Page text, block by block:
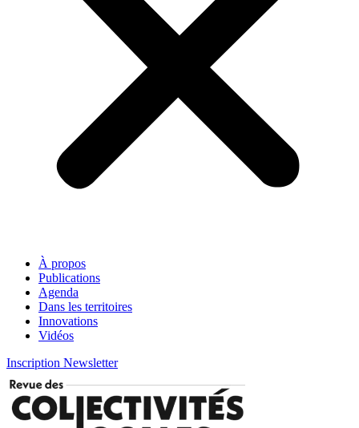
À propos
Publications
Agenda
Dans les territoires
Innovations
Vidéos
Inscription Newsletter